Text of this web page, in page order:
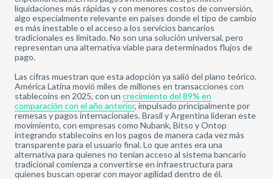
liquidaciones más rápidas y con menores costos de conversión,
algo especialmente relevante en países donde el tipo de cambio
es más inestable o el acceso a los servicios bancarios
tradicionales es limitado. No son una solución universal, pero
representan una alternativa viable para determinados flujos de
pago.
Las cifras muestran que esta adopción ya salió del plano teórico.
América Latina movió miles de millones en transacciones con
stablecoins en 2025, con un crecimiento del 89% en
comparación con el año anterior, impulsado principalmente por
remesas y pagos internacionales. Brasil y Argentina lideran este
movimiento, con empresas como Nubank, Bitso y Ontop
integrando stablecoins en los pagos de manera cada vez más
transparente para el usuario final. Lo que antes era una
alternativa para quienes no tenían acceso al sistema bancario
tradicional comienza a convertirse en infraestructura para
quienes buscan operar con mayor agilidad dentro de él.